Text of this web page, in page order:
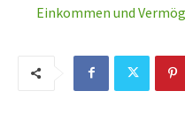
Einkommen und